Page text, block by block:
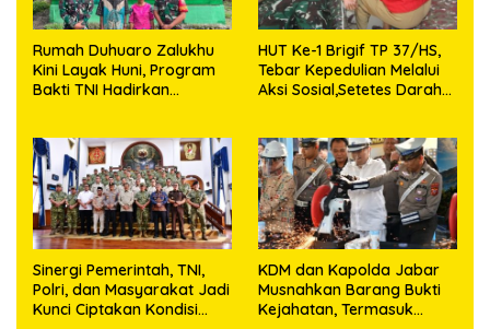
Rumah Duhuaro Zalukhu
Kini Layak Huni, Program
Bakti TNI Hadirkan
HUT Ke-1 Brigif TP 37/HS,
Tebar Kepedulian Melalui
Aksi Sosial,Setetes Darah
Sinergi Pemerintah, TNI,
Polri, dan Masyarakat Jadi
Kunci Ciptakan Kondisi
KDM dan Kapolda Jabar
Musnahkan Barang Bukti
Kejahatan, Termasuk